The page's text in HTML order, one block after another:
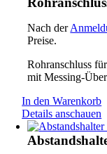
Nach der
Preise.
Rohranschluss
mit Messing-
In den Warenkorb
Details anschauen